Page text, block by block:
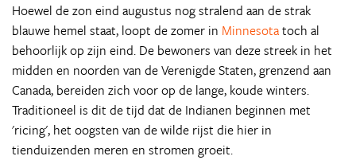
Hoewel de zon eind augustus nog stralend aan de strak
blauwe hemel staat, loopt de zomer in Minnesotatoch al
behoorlijk op zijn eind. De bewoners van deze streek in het
midden en noorden van de Verenigde Staten, grenzend aan
Canada, bereiden zich voor op de lange, koude winters.
Traditioneel is dit de tijd dat de Indianen beginnen met
'ricing', het oogsten van de wilde rijst die hier in
tienduizenden meren en stromen groeit.